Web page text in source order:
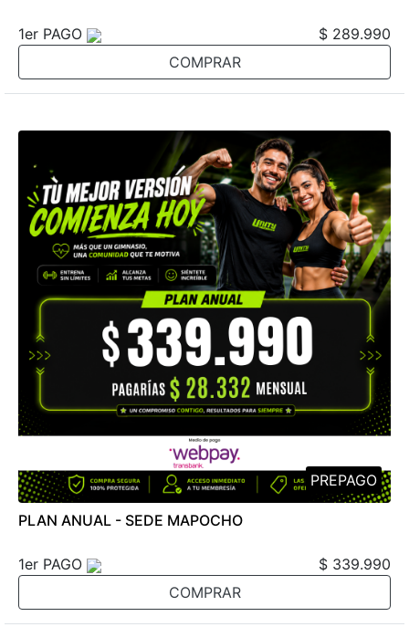
1er PAGO
$ 289.990
COMPRAR
PREPAGO
PLAN ANUAL - SEDE MAPOCHO
1er PAGO
$ 339.990
COMPRAR